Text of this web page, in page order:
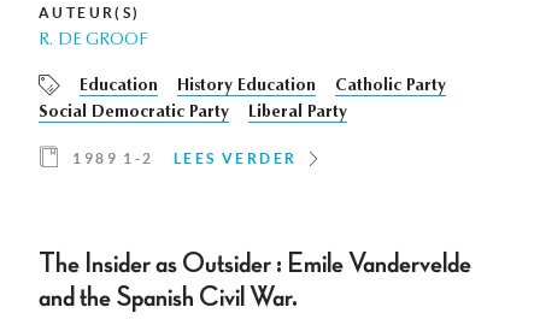
AUTEUR(S)
R. DE GROOF
Education History Education
Catholic Party
Social Democratic Party
Liberal Party
1989 1-2 LEES VERDER
The Insider as Outsider : Emile Vandervelde
and the Spanish Civil War.